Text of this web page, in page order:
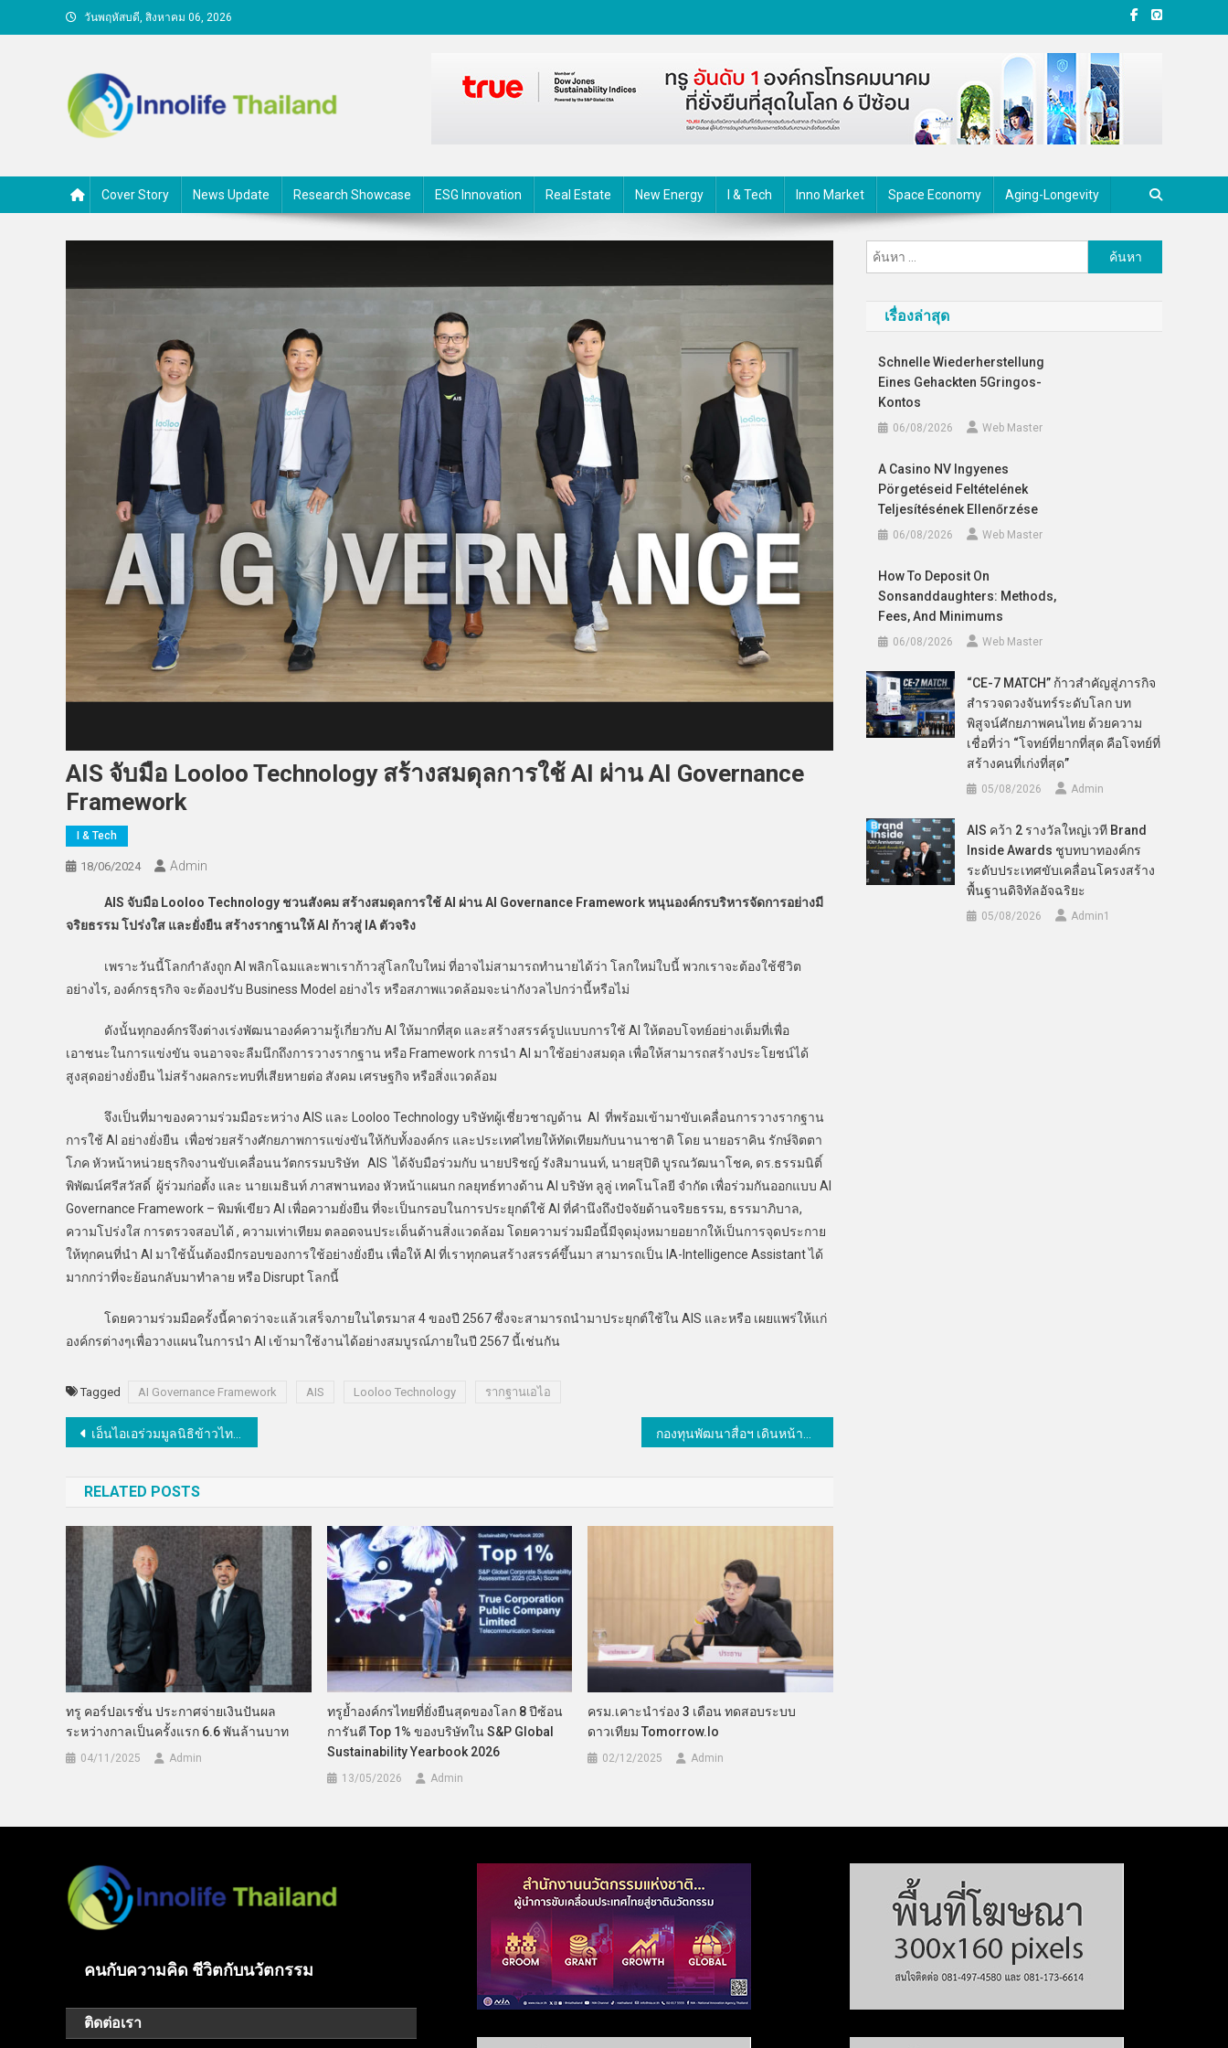
to
วันพฤหัสบดี, สิงหาคม 06, 2026
Cover Story News Update Research Showcase ESG Innovation Real Estate New Energy I & Tech Inno Market Space Economy Aging-Longevity
AIS จับมือ Looloo Technology สร้างสมดุลการใช้ AI ผ่าน AI Governance
Framework
I & Tech
18/06/2024 Admin
AIS จับมือ Looloo Technology ชวนสังคม สร้างสมดุลการใช้ AI ผ่าน AI Governance Framework หนุนองค์กรบริหารจัดการอย่างมี
จริยธรรม โปร่งใส และยั่งยืน สร้างรากฐานให้ AI ก้าวสู่ IA ตัวจริง
เพราะวันนี้โลกกำลังถูก AI พลิกโฉมและพาเราก้าวสู่โลกใบใหม่ ที่อาจไม่สามารถทำนายได้ว่า โลกใหม่ใบนี้ พวกเราจะต้องใช้ชีวิต
อย่างไร, องค์กรธุรกิจ จะต้องปรับ Business Model อย่างไร หรือสภาพแวดล้อมจะน่ากังวลไปกว่านี้หรือไม่
ดังนั้นทุกองค์กรจึงต่างเร่งพัฒนาองค์ความรู้เกี่ยวกับ AI ให้มากที่สุด และสร้างสรรค์รูปแบบการใช้ AI ให้ตอบโจทย์อย่างเต็มที่เพื่อ
เอาชนะในการแข่งขัน จนอาจจะลืมนึกถึงการวางรากฐาน หรือ Framework การนำ AI มาใช้อย่างสมดุล เพื่อให้สามารถสร้างประโยชน์ได้
สูงสุดอย่างยั่งยืน ไม่สร้างผลกระทบที่เสียหายต่อ สังคม เศรษฐกิจ หรือสิ่งแวดล้อม
จึงเป็นที่มาของความร่วมมือระหว่าง AIS และ Looloo Technology บริษัทผู้เชี่ยวชาญด้าน AI ที่พร้อมเข้ามาขับเคลื่อนการวางรากฐาน
การใช้ AI อย่างยั่งยืน เพื่อช่วยสร้างศักยภาพการแข่งขันให้กับทั้งองค์กร และประเทศไทยให้ทัดเทียมกับนานาชาติ โดย นายอราคิน รักษ์จิตตา
โภค หัวหน้าหน่วยธุรกิจงานขับเคลื่อนนวัตกรรมบริษัท AIS ได้จับมือร่วมกับ นายปริชญ์ รังสิมานนท์, นายสุปิติ บูรณวัฒนาโชค, ดร.ธรรมนิติ์
พิพัฒน์ศรีสวัสดิ์ ผู้ร่วมก่อตั้ง และ นายเมธินท์ ภาสพานทอง หัวหน้าแผนก กลยุทธ์ทางด้าน AI บริษัท ลูลู่ เทคโนโลยี จำกัด เพื่อร่วมกันออกแบบ AI
Governance Framework – พิมพ์เขียว AI เพื่อความยั่งยืน ที่จะเป็นกรอบในการประยุกต์ใช้ AI ที่คำนึงถึงปัจจัยด้านจริยธรรม, ธรรมาภิบาล,
ความโปร่งใส การตรวจสอบได้ , ความเท่าเทียม ตลอดจนประเด็นด้านสิ่งแวดล้อม โดยความร่วมมือนี้มีจุดมุ่งหมายอยากให้เป็นการจุดประกาย
ให้ทุกคนที่นำ AI มาใช้นั้นต้องมีกรอบของการใช้อย่างยั่งยืน เพื่อให้ AI ที่เราทุกคนสร้างสรรค์ขึ้นมา สามารถเป็น IA-Intelligence Assistant ได้
มากกว่าที่จะย้อนกลับมาทำลาย หรือ Disrupt โลกนี้
โดยความร่วมมือครั้งนี้คาดว่าจะแล้วเสร็จภายในไตรมาส 4 ของปี 2567 ซึ่งจะสามารถนำมาประยุกต์ใช้ใน AIS และหรือ เผยแพร่ให้แก่
องค์กรต่างๆเพื่อวางแผนในการนำ AI เข้ามาใช้งานได้อย่างสมบูรณ์ภายในปี 2567 นี้เช่นกัน
Tagged AI Governance Framework AIS Looloo Technology รากฐานเอไอ
แนะแนว
เอ็นไอเอร่วมมูลนิธิข้าวไทยจัดประกวดรางวัลนวัตกรรมข้าวไทยปีที่ 5 กองทุนพัฒนาสื่อฯ เดินหน้าสร้างภูมิคุ้มกันให้ประชาชนรู้เท่าทันสื่อ ชี้คนไทยตกเป็นเหยื่อมิจฉาชีพ วันละกว่า 2 แสนคน
RELATED POSTS
ทรู คอร์ปอเรชั่น ประกาศจ่ายเงินปันผล
ระหว่างกาลเป็นครั้งแรก 6.6 พันล้านบาท
04/11/2025 Admin
ทรูย้ำองค์กรไทยที่ยั่งยืนสุดของโลก 8 ปีซ้อน
การันตี Top 1% ของบริษัทใน S&P Global
Sustainability Yearbook 2026
13/05/2026 Admin
ครม.เคาะนำร่อง 3 เดือน ทดสอบระบบ
ดาวเทียม Tomorrow.io
02/12/2025 Admin
ค้นหา
สำหรับ:
เรื่องล่าสุด
Schnelle Wiederherstellung
Eines Gehackten 5Gringos-
Kontos
06/08/2026 Web Master
A Casino NV Ingyenes
Pörgetéseid Feltételének
Teljesítésének Ellenőrzése
06/08/2026 Web Master
How To Deposit On
Sonsanddaughters: Methods,
Fees, And Minimums
06/08/2026 Web Master
“CE-7 MATCH” ก้าวสำคัญสู่ภารกิจ
สำรวจดวงจันทร์ระดับโลก บท
พิสูจน์ศักยภาพคนไทย ด้วยความ
เชื่อที่ว่า “โจทย์ที่ยากที่สุด คือโจทย์ที่
สร้างคนที่เก่งที่สุด”
05/08/2026 Admin
AIS คว้า 2 รางวัลใหญ่เวที Brand
Inside Awards ชูบทบาทองค์กร
ระดับประเทศขับเคลื่อนโครงสร้าง
พื้นฐานดิจิทัลอัจฉริยะ
05/08/2026 Admin​1
คนกับความคิด ชีวิตกับนวัตกรรม
ติดต่อเรา